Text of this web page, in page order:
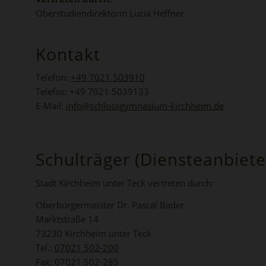
Oberstudiendirektorin Lucia Heffner
Kontakt
Telefon: +49 7021 503910
Telefax: +49 7021 5039133
E-Mail: info@schlossgymnasium-kirchheim.de
Schulträger
Stadt Kirchheim unter Teck vertreten durch:
Oberbürgermeister Dr. Pascal Bader
Marktstraße 14
73230 Kirchheim unter Teck
Tel.: 07021 502-200
Fax: 07021 502-285